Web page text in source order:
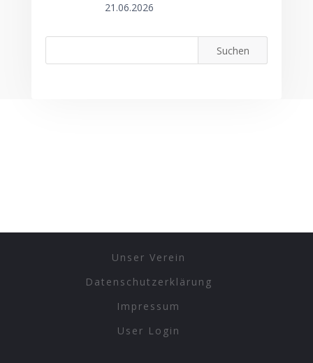
21.06.2026
Unser Verein
Datenschutzerklärung
Impressum
User Login